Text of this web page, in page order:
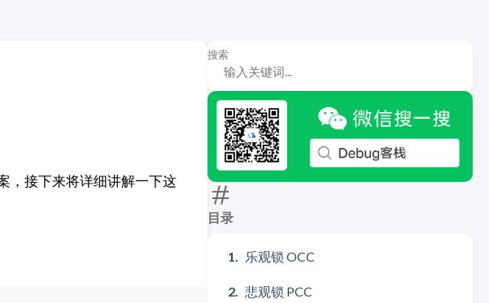
搜索
目录
乐观锁 OCC
悲观锁 PCC
，接下来将详细讲解一下这